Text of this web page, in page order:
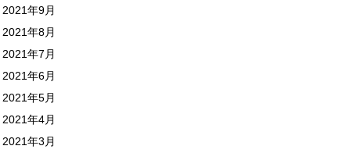
2021年9月
2021年8月
2021年7月
2021年6月
2021年5月
2021年4月
2021年3月